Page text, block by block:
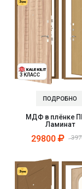
3 КЛАСС
ПОДРОБНО
МДФ в плёнке
Ламинат
29800